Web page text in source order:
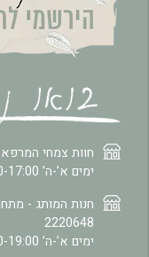
חוות צמחי
ימים א’-ה’ 09:00-17:00
חנות המותג -
2220648
ימים א’-ה’ 09:00-19:00 | יום ו’ 09:00-13:00